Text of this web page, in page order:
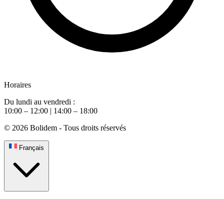
Horaires
Du lundi au vendredi :
10:00 – 12:00 | 14:00 – 18:00
© 2026 Bolidem - Tous droits réservés
Français